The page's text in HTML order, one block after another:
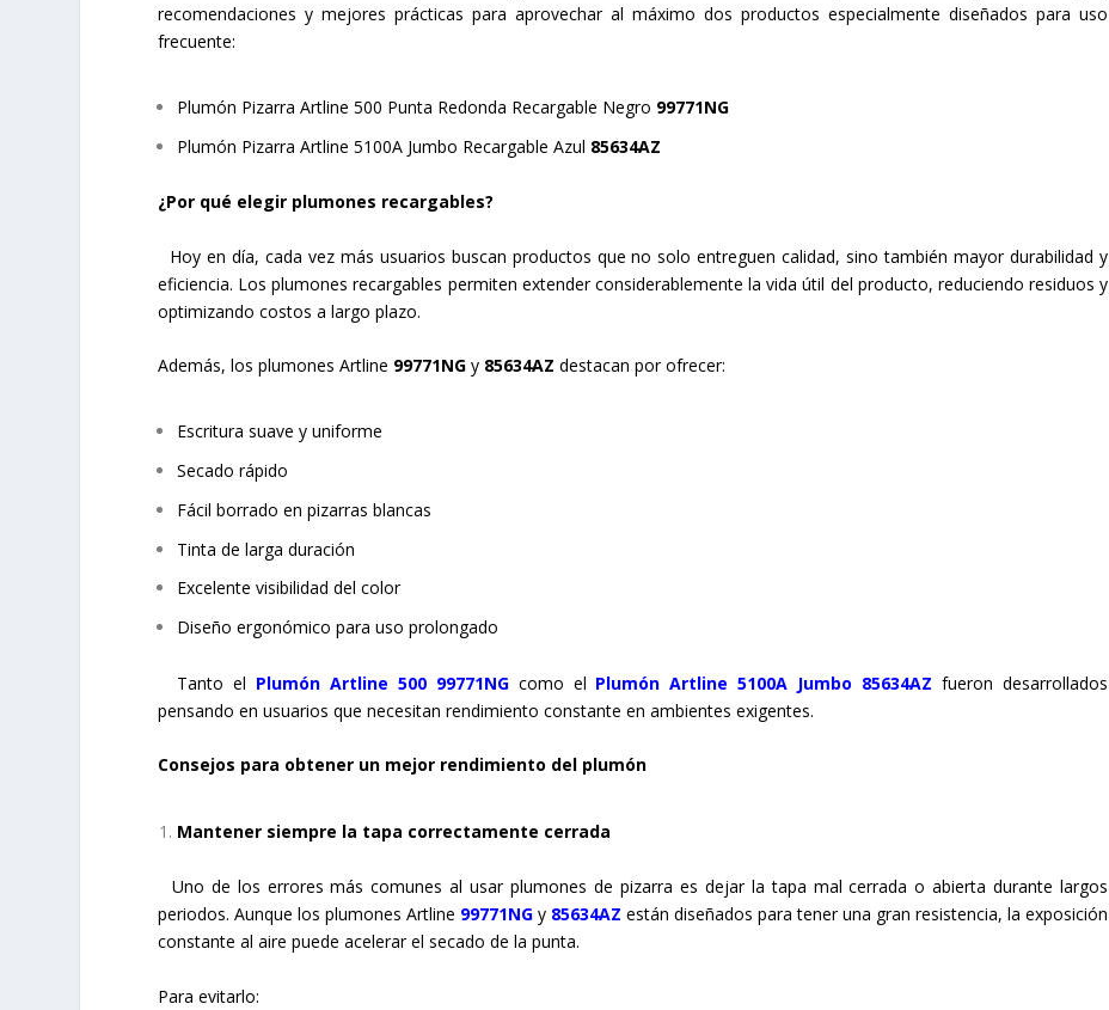
recomendaciones y mejores prácticas para aprovechar al máximo dos productos especialmente diseñados para uso
frecuente:
Plumón Pizarra Artline 500 Punta Redonda Recargable Negro 99771NG
Plumón Pizarra Artline 5100A Jumbo Recargable Azul 85634AZ
¿Por qué elegir plumones recargables?
Hoy en día, cada vez más usuarios buscan productos que no solo entreguen calidad, sino también mayor durabilidad y
eficiencia. Los plumones recargables permiten extender considerablemente la vida útil del producto, reduciendo residuos y
optimizando costos a largo plazo.
Además, los plumones Artline 99771NG y 85634AZ destacan por ofrecer:
Escritura suave y uniforme
Secado rápido
Fácil borrado en pizarras blancas
Tinta de larga duración
Excelente visibilidad del color
Diseño ergonómico para uso prolongado
Tanto el Plumón Artline 500 99771NGcomo el Plumón Artline 5100A Jumbo 85634AZ fueron desarrollados
pensando en usuarios que necesitan rendimiento constante en ambientes exigentes.
Consejos para obtener un mejor rendimiento del plumón
Mantener siempre la tapa correctamente cerrada
Uno de los errores más comunes al usar plumones de pizarra es dejar la tapa mal cerrada o abierta durante largos
periodos. Aunque los plumones Artline 99771NG y 85634AZ están diseñados para tener una gran resistencia, la exposición
constante al aire puede acelerar el secado de la punta.
Para evitarlo: